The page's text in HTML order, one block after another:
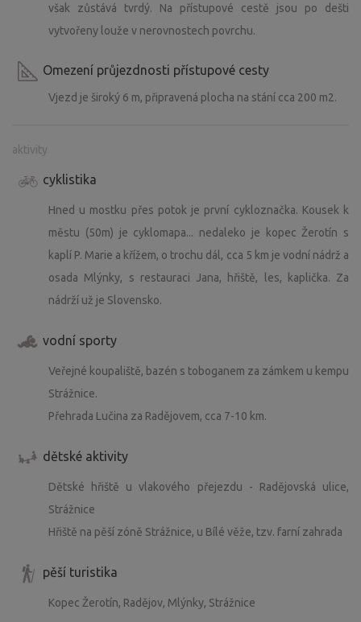
však zůstává tvrdý. Na přístupové cestě jsou po dešti
vytvořeny louže v nerovnostech povrchu.
Omezení průjezdnosti přístupové cesty
Vjezd je široký 6 m, připravená plocha na stání cca 200 m2.
aktivity
cyklistika
Hned u mostku přes potok je první cykloznačka. Kousek k
městu (50m) je cyklomapa... nedaleko je kopec Žerotín s
kaplí P. Marie a křížem, o trochu dál, cca 5 km je vodní nádrž a
osada Mlýnky, s restauraci Jana, hřiště, les, kaplička. Za
nádrží už je Slovensko.
vodní sporty
Veřejné koupaliště, bazén s toboganem za zámkem u kempu
Strážnice.
Přehrada Lučina za Radějovem, cca 7-10 km.
dětské aktivity
Dětské hřiště u vlakového přejezdu - Radějovská ulice,
Strážnice
Hřiště na pěší zóně Strážnice, u Bílé věže, tzv. farní zahrada
pěší turistika
Kopec Žerotín, Radějov, Mlýnky, Strážnice